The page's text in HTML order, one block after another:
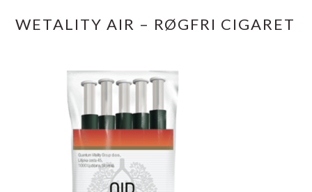
WETALITY AIR – RØGFRI CIGARET